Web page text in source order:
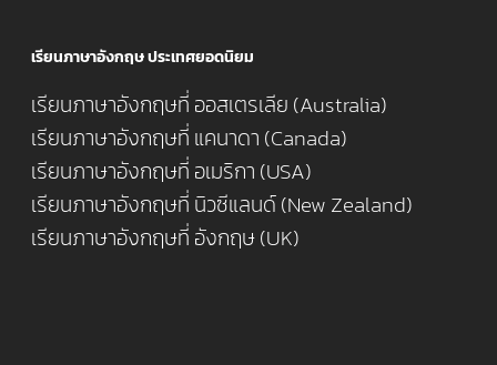
เรียนภาษาอังกฤษ ประเทศยอดนิยม
เรียนภาษาอังกฤษที่ ออสเตรเลีย (Australia)
เรียนภาษาอังกฤษที่ แคนาดา (Canada)
เรียนภาษาอังกฤษที่ อเมริกา (USA)
เรียนภาษาอังกฤษที่ นิวซีแลนด์ (New Zealand)
เรียนภาษาอังกฤษที่ อังกฤษ (UK)